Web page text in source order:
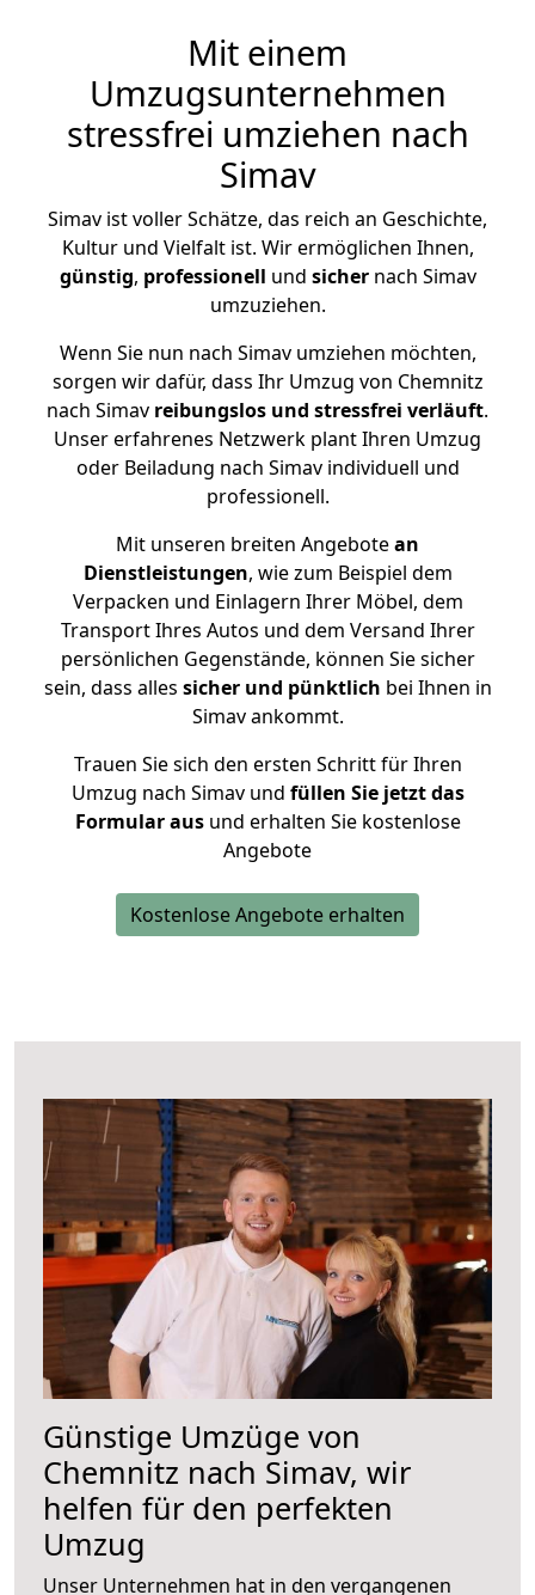
Mit einem
Umzugsunternehmen
stressfrei umziehen nach
Simav
Simav ist voller Schätze, das reich an Geschichte,
Kultur und Vielfalt ist. Wir ermöglichen Ihnen,
günstig, professionell und sichernach Simav
umzuziehen.
Wenn Sie nun nach Simav umziehen möchten,
sorgen wir dafür, dass Ihr Umzug von Chemnitz
nach Simav reibungslos und stressfrei verläuft.
Unser erfahrenes Netzwerk plant Ihren Umzug
oder Beiladung nach Simav individuell und
professionell.
Mit unseren breiten Angebotean
Dienstleistungen, wie zum Beispiel dem
Verpacken und Einlagern Ihrer Möbel, dem
Transport Ihres Autos und dem Versand Ihrer
persönlichen Gegenstände, können Sie sicher
sein, dass alles sicher und pünktlich bei Ihnen in
Simav ankommt.
Trauen Sie sich den ersten Schritt für Ihren
Umzug nach Simav und füllen Sie jetzt das
Formular ausund erhalten Sie kostenlose
Angebote
Kostenlose Angebote erhalten
Günstige Umzüge von
Chemnitz nach Simav, wir
helfen für den perfekten
Umzug
Unser Unternehmen hat in den vergangenen